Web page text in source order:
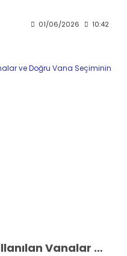
01/06/2026 10:42
Gıda Endüstrisinde Kullanılan Vanalar ve Doğru Vana Seçiminin Önemi